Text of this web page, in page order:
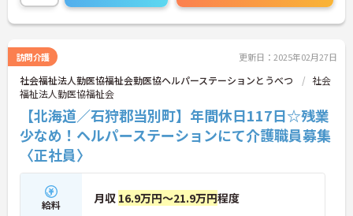
訪問介護 更新日：2025年02月27日
社会福祉法人勤医協福祉会勤医協ヘルパーステーションとうべつ
社会
福祉法人勤医協福祉会
【北海道／石狩郡当別町】年間休日117日☆残業
少なめ！ヘルパーステーションにて介護職員募集
〈正社員〉
給料 月収 16.9万円～21.9万円程度